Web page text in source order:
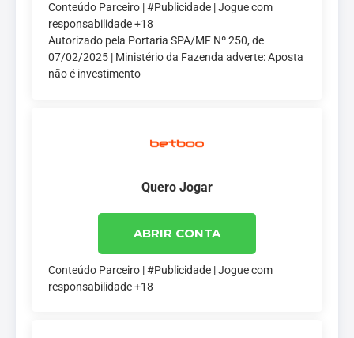
Conteúdo Parceiro | #Publicidade | Jogue com
responsabilidade +18
Autorizado pela Portaria SPA/MF Nº 250, de
07/02/2025 | Ministério da Fazenda adverte: Aposta
não é investimento
Quero Jogar
ABRIR CONTA
Conteúdo Parceiro | #Publicidade | Jogue com
responsabilidade +18